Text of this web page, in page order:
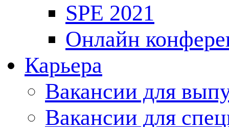
SPE 2021
Онлайн
Карьера
Вакансии для
Вакансии для